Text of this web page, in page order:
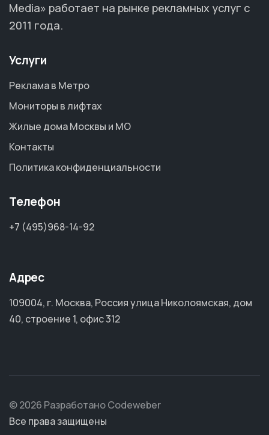
Media» работает на рынке рекламных услуг с
2011 года.
Услуги
Реклама в Метро
Мониторы в лифтах
Жилые дома Москвы и МО
Контакты
Политика конфиденциальности
Телефон
+7 (495)968-14-92
Адрес
109004, г. Москва, Россия улица Николоямская, дом
40, строение 1, офис 312
© 2026 Разработано Codeweber
Все права защищены